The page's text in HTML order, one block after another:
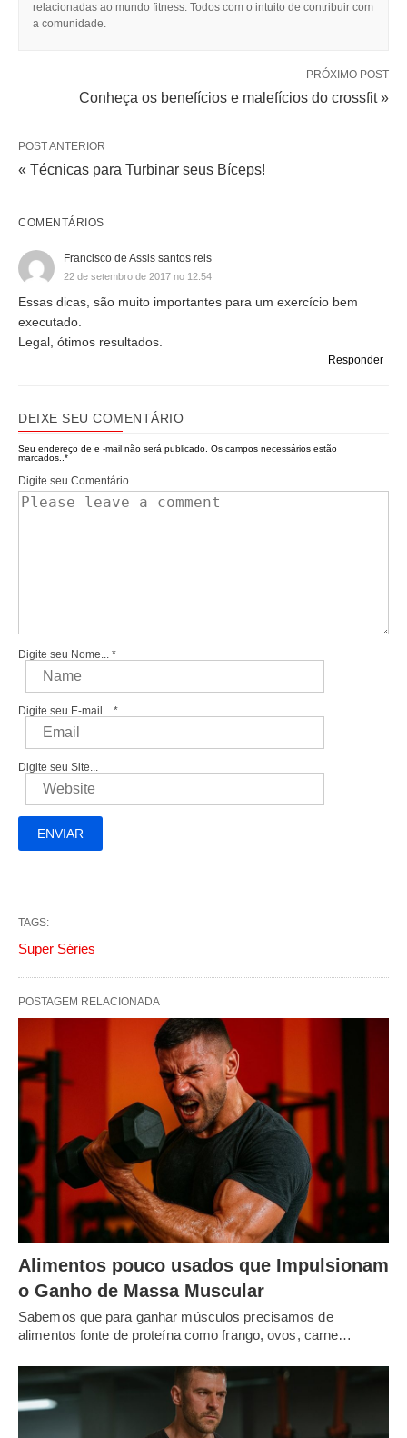
relacionadas ao mundo fitness. Todos com o intuito de contribuir com
a comunidade.
PRÓXIMO POST
Conheça os benefícios e malefícios do crossfit »
POST ANTERIOR
« Técnicas para Turbinar seus Bíceps!
COMENTÁRIOS
Francisco de Assis santos reis
22 de setembro de 2017 no 12:54
Essas dicas, são muito importantes para um exercício bem
executado.
Legal, ótimos resultados.
Responder
DEIXE SEU COMENTÁRIO
Seu endereço de e -mail não será publicado. Os campos necessários estão
marcados..*
Digite seu Comentário...
Digite seu Nome... *
Digite seu E-mail... *
Digite seu Site...
TAGS:
Super Séries
POSTAGEM RELACIONADA
Alimentos pouco usados que Impulsionam
o Ganho de Massa Muscular
Sabemos que para ganhar músculos precisamos de
alimentos fonte de proteína como frango, ovos, carne…